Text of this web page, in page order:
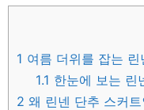
1 여름 더위를 잡는 린
1.1 한눈에 보는 린
2 왜 린넨 단추 스커